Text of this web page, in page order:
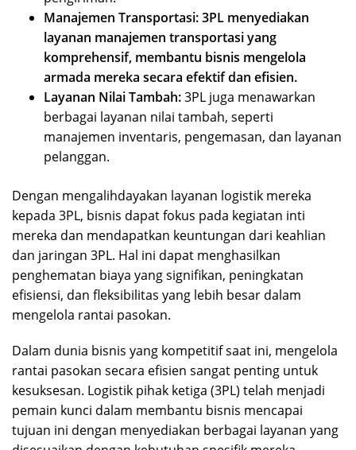
Manajemen Transportasi:3PL menyediakan
layanan manajemen transportasi yang
komprehensif, membantu bisnis mengelola
armada mereka secara efektif dan efisien.
Layanan Nilai Tambah:3PL juga menawarkan
berbagai layanan nilai tambah, seperti
manajemen inventaris, pengemasan, dan layanan
pelanggan.
Dengan mengalihdayakan layanan logistik mereka
kepada 3PL, bisnis dapat fokus pada kegiatan inti
mereka dan mendapatkan keuntungan dari keahlian
dan jaringan 3PL. Hal ini dapat menghasilkan
penghematan biaya yang signifikan, peningkatan
efisiensi, dan fleksibilitas yang lebih besar dalam
mengelola rantai pasokan.
Dalam dunia bisnis yang kompetitif saat ini, mengelola
rantai pasokan secara efisien sangat penting untuk
kesuksesan. Logistik pihak ketiga (3PL) telah menjadi
pemain kunci dalam membantu bisnis mencapai
tujuan ini dengan menyediakan berbagai layanan yang